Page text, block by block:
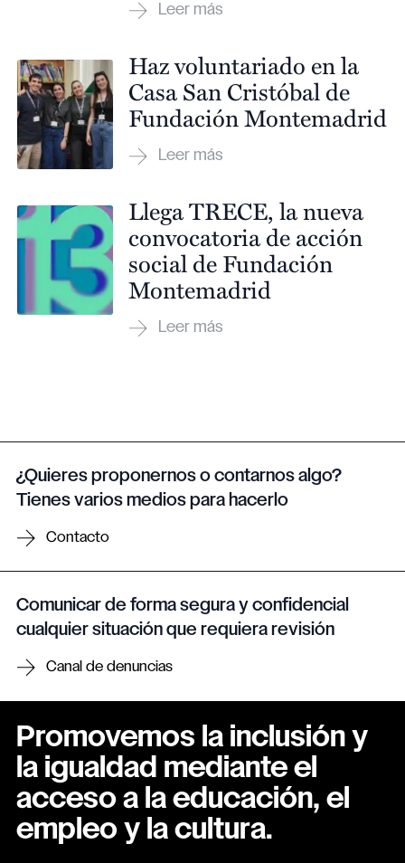
Haz voluntariado en la
Casa San Cristóbal de
Fundación Montemadrid
Llega TRECE, la nueva
convocatoria de acción
social de Fundación
Montemadrid
¿Quieres proponernos o contarnos algo?
Tienes varios medios para hacerlo
Contacto
Comunicar de forma segura y confidencial
cualquier situación que requiera revisión
Canal de denuncias
Promovemos la inclusión y
la igualdad mediante el
acceso a la educación, el
empleo y la cultura.